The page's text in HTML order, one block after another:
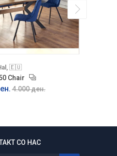
🇪🇺
Chair
4.000 ден.
СО НАС